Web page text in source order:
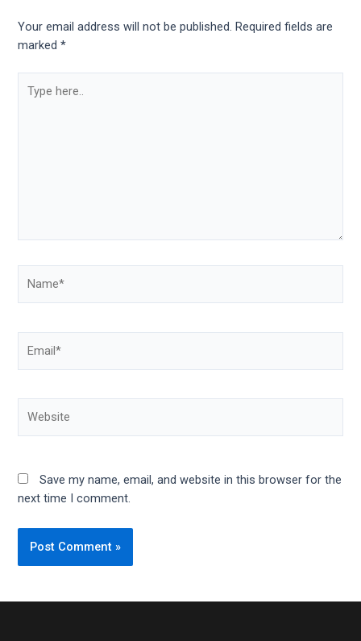
Your email address will not be published. Required fields are
marked*
here..
Save my name, email, and website in this browser for the
next time I comment.